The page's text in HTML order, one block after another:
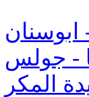
- جولس
المكر